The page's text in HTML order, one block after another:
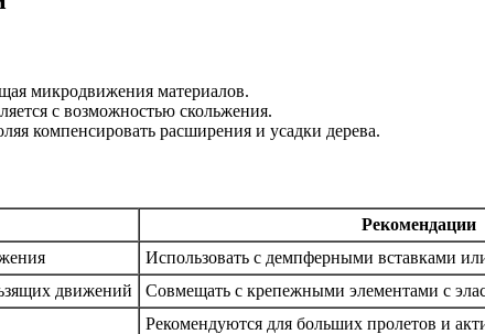
микродвижения материалов.
с возможностью скольжения.
компенсировать расширения и усадки дерева.
Рекомендации
Использовать с демпферными вставками
движений
Совмещать с крепежными элементами с
Рекомендуются для больших пролетов и